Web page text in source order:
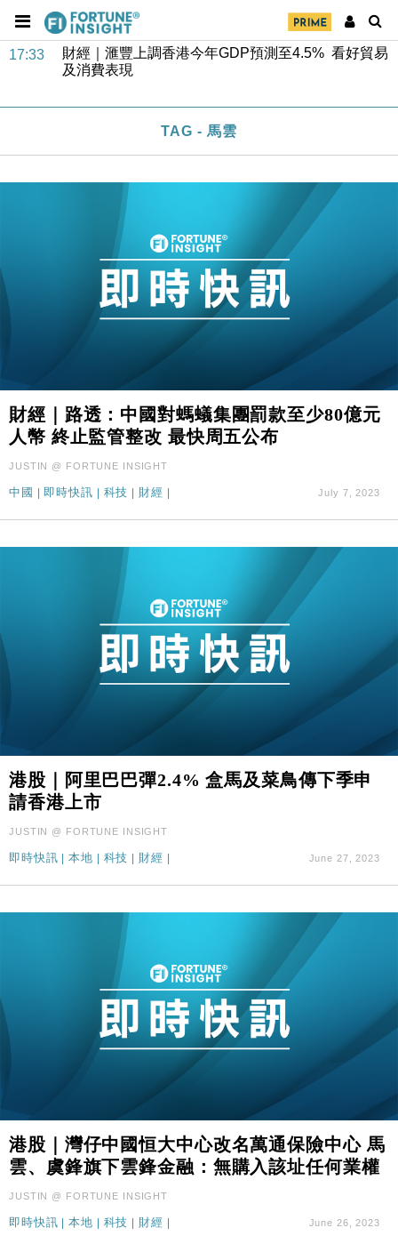
47仙
17:33
財經｜滙豐上調香港今年GDP預測至4.5% 看好貿易
及消費表現
財經｜日經失守6.5萬點後回穩 全周仍升近2%
財經｜韓股反覆波動收跌 連挫7周創逾3年最長跌勢
財經｜內地7月美元計價出口增近24%勝預期 貿易順
差達1125億美元
12:44
財經｜日本春季三度入市撐日圓 4月單日斥6.28萬億
日圓干預創新高
司
18:31
財經｜華僑銀行上半年淨利創新高 中期息增15%至
17:33
財經｜滙豐上調香港今年GDP預測至4.5% 看好貿易
及消費表現
損失近6900萬元
財經｜日經失守6.5萬點後回穩 全周仍升近2%
財經｜恒隆10月換帥 玩具「反」斗城亞洲CEO蔡德
粦接任
財經｜韓股反覆波動收跌 連挫7周創逾3年最長跌勢
財經｜內地7月美元計價出口增近24%勝預期 貿易順
12:44
財經｜日本春季三度入市撐日圓 4月單日斥6.28萬億
日圓干預創新高
11:12
國際｜特朗普料美伊戰事快結束 承認部分彈藥庫存緊
張
司
TAG - 馬雲
財經｜路透：中國對螞蟻集團罰款至少80億元
人幣 終止監管整改 最快周五公布
JUSTIN @ FORTUNE INSIGHT
中國 即時快訊 科技 財經 July 7, 2023
港股｜阿里巴巴彈2.4% 盒馬及菜鳥傳下季申
請香港上市
JUSTIN @ FORTUNE INSIGHT
即時快訊 |本地 | 科技 | 財經 | June 27, 2023
港股｜灣仔中國恒大中心改名萬通保險中心 馬
雲、虞鋒旗下雲鋒金融：無購入該址任何業權
JUSTIN @ FORTUNE INSIGHT
即時快訊 |本地 | 科技 | 財經 | June 26, 2023